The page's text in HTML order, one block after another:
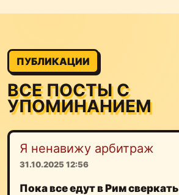
ПУБЛИКАЦИИ
ВСЕ ПОСТЫ С
УПОМИНАНИЕМ
Я ненавижу арбитраж
31.10.2025 12:56
Пока все едут в Рим